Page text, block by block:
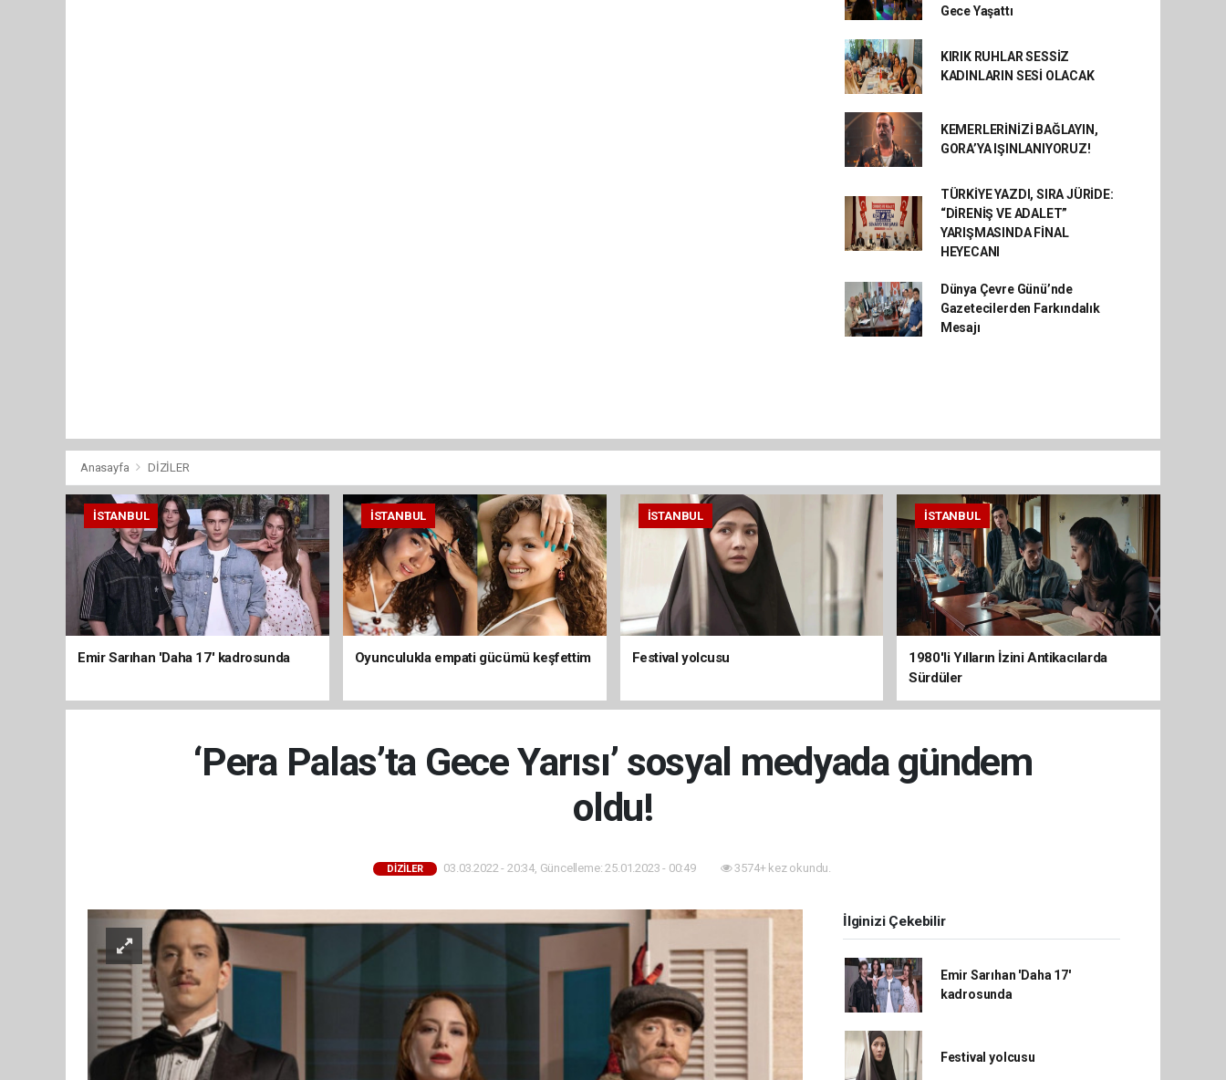
Gece Yaşattı
KIRIK RUHLAR SESSİZ
KADINLARIN SESİ OLACAK
KEMERLERİNİZİ BAĞLAYIN,
GORA’YA IŞINLANIYORUZ!
TÜRKİYE YAZDI, SIRA JÜRİDE:
“DİRENİŞ VE ADALET”
YARIŞMASINDA FİNAL
HEYECANI
Dünya Çevre Günü’nde
Gazetecilerden Farkındalık
Mesajı
Anasayfa DİZİLER
İSTANBUL
Emir Sarıhan 'Daha 17' kadrosunda
İSTANBUL
Oyunculukla empati gücümü keşfettim
İSTANBUL
Festival yolcusu
İSTANBUL
1980'li Yılların İzini Antikacılarda
Sürdüler
‘Pera Palas’ta Gece Yarısı’ sosyal medyada gündem
oldu!
DİZİLER 03.03.2022 - 20:34, Güncelleme: 25.01.2023 - 00:49 3574+ kez okundu.
İlginizi Çekebilir
Emir Sarıhan 'Daha 17'
kadrosunda
Festival yolcusu